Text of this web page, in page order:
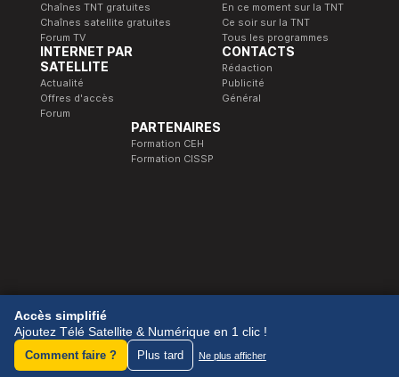
Chaînes TNT gratuites
Chaînes satellite gratuites
Forum TV
En ce moment sur la TNT
Ce soir sur la TNT
Tous les programmes
INTERNET PAR
SATELLITE
Actualité
Offres d'accès
Forum
CONTACTS
Rédaction
Publicité
Général
PARTENAIRES
Formation CEH
Formation CISSP
© 1989-2026 Télé Satellite et Numérique.
Accès simplifié
Ajoutez Télé Satellite & Numérique en 1 clic !
Comment faire ? Plus tard Ne plus afficher